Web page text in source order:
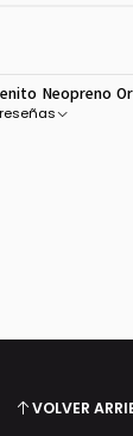
Neopreno
2 reseñas
VOLVER